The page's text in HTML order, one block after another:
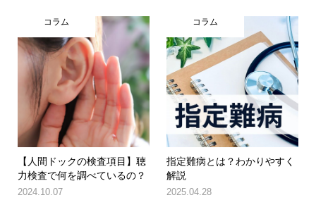
コラム
【人間ドックの検査項目】聴
力検査で何を調べているの？
2024.10.07
コラム
指定難病とは？わかりやすく
解説
2025.04.28